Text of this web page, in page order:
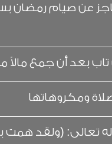
عن صيام رمضان
بعد أن جمع مالاً
ومكروهاتها
تعالى: (ولقد همت